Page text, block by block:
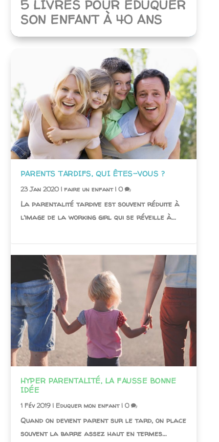
5 LIVRES POUR ÉDUQUER
SON ENFANT À 40 ANS
PARENTS TARDIFS, QUI ÊTES-VOUS ?
23 Jan 2020|faire un enfant|0
La parentalité tardive est souvent réduite à
l’image de la working girl qui se réveille à...
HYPER PARENTALITÉ, LA FAUSSE BONNE
IDÉE
1 Fév 2019| Eduquer mon enfant|0
Quand on devient parent sur le tard, on place
souvent la barre assez haut en termes...